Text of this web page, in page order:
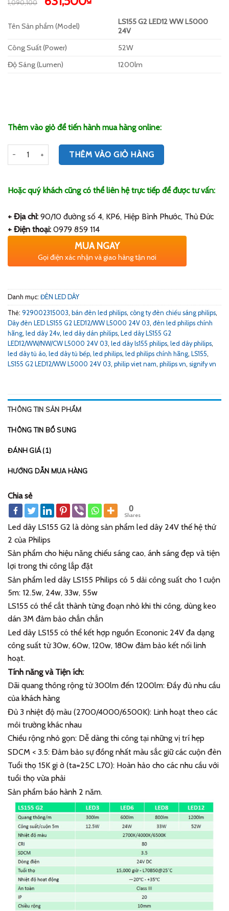
dựa trên
1,090,100
là:
631,500₫.
Tên Sản phẩm (Model)
LS155 G2 LED12 WW L5000
24V
Công Suất (Power)
52W
Độ Sáng (Lumen)
1200lm
Thêm vào giỏ để tiến hành mua hàng online:
Số lượng THÊM VÀO GIỎ HÀNG
Hoặc quý khách cũng có thể liên hệ trực tiếp để được tư vấn:
+ Địa chỉ: 90/10 đường số 4, KP6, Hiệp Bình Phước, Thủ Đức
+ Điện thoại: 0979 859 114
MUA NGAY
Gọi điện xác nhận và giao hàng tận nơi
Danh mục: ĐÈN LED DÂY
Thẻ: 929002315003, bán đèn led philips, công ty đèn chiếu sáng philips,
Dây đèn LED LS155 G2 LED12/WW L5000 24V 03, đèn led philips chính
hãng, led dây 24v, led dây dán philips, Led dây LS155 G2
LED12/WW/NW/CW L5000 24V 03, led dây ls155 philips, led dây philips,
led dây tủ áo, led dây tủ bếp, led philips, led philips chính hãng, LS155,
LS155 G2 LED12/WW L5000 24V 03, philip viet nam, philips vn, signify vn
THÔNG TIN SẢN PHẨM
THÔNG TIN BỔ SUNG
ĐÁNH GIÁ (1)
HƯỚNG DẪN MUA HÀNG
Chia sẻ
0
Shares
Led dây LS155 G2 là dòng sản phẩm led dây 24V thế hệ thứ
2 của Philips
Sản phẩm cho hiệu năng chiếu sáng cao, ánh sáng đẹp và tiện
lợi trong thi công lắp đặt
Sản phẩm led dây LS155 Philips có 5 dải công suất cho 1 cuộn
5m: 12.5w, 24w, 33w, 55w
LS155 có thể cắt thành từng đoạn nhỏ khi thi công, dùng keo
dán 3M đảm bảo chắn chắn
Led dây LS155 có thể kết hợp nguồn Econonic 24V đa dạng
công suất từ 30w, 60w, 120w, 180w đảm bảo kết nối linh
hoạt.
Tính năng và Tiện ích:
Dãi quang thông rộng từ 300lm đến 1200lm: Đầy đủ nhu cầu
của khách hàng
Đủ 3 nhiệt độ màu (2700/4000/6500K): Linh hoạt theo các
môi trường khác nhau
Chiều rộng nhỏ gọn: Dễ dàng thi công tại những vị trí hẹp
SDCM < 3.5: Đảm bảo sự đồng nhất màu sắc giữ các cuộn đèn
Tuổi thọ 15K gi ờ (ta=25C L70): Hoàn hảo cho các nhu cầu với
tuổi thọ vừa phải
Sản phẩm báo hành 2 năm.